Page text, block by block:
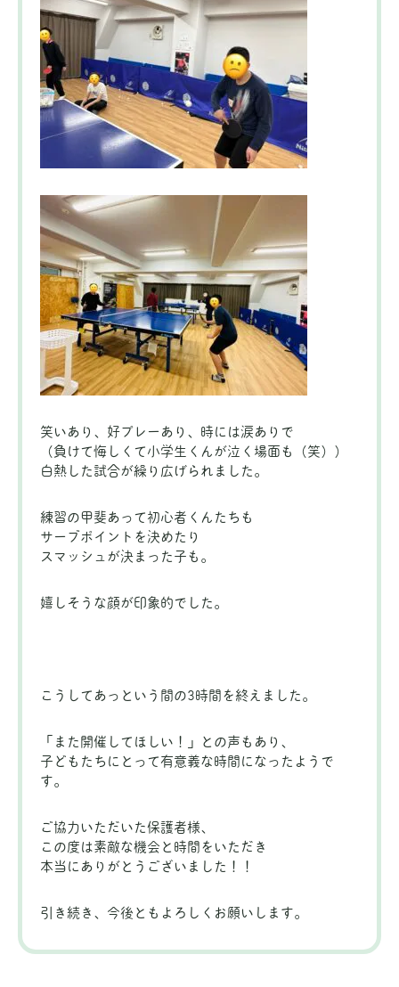
笑いあり、好プレーあり、時には涙ありで
（負けて悔しくて小学生くんが泣く場面も（笑））
白熱した試合が繰り広げられました。
練習の甲斐あって初心者くんたちも
サーブポイントを決めたり
スマッシュが決まった子も。
嬉しそうな顔が印象的でした。
こうしてあっという間の3時間を終えました。
「また開催してほしい！」との声もあり、
子どもたちにとって有意義な時間になったようで
す。
ご協力いただいた保護者様、
この度は素敵な機会と時間をいただき
本当にありがとうございました！！
引き続き、今後ともよろしくお願いします。